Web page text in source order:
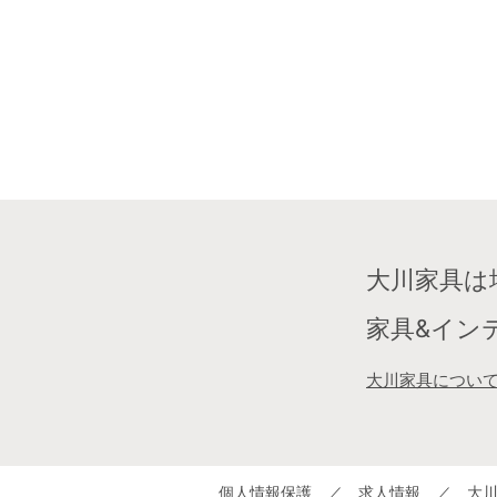
大川家具
家具&イン
大川家具につい
個人情報保護 ／ 求人情報 ／ 大